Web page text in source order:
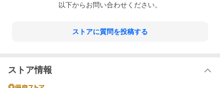
以下からお問い合わせください。
ストアに質問を投稿する
ストア情報